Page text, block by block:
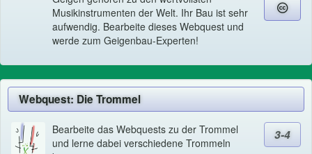
Musikinstrumenten der Welt. Ihr Bau ist sehr
aufwendig. Bearbeite dieses Webquest und
werde zum Geigenbau-Experten!
Webquest: Die Trommel
Bearbeite das Webquests zu der Trommel
und lerne dabei verschiedene Trommeln
3-4